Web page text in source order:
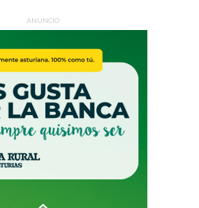
ANUNCIO